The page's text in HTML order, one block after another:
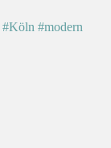
#Köln #modern